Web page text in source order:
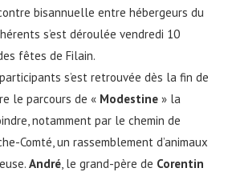
bisannuelle entre hébergeurs du
s’est déroulée vendredi 10
fêtes de Filain.
s’est retrouvée dès la fin de
le parcours de « Modestine» la
notamment par le chemin de
Comté, un rassemblement d’animaux
André, le grand-père de Corentin